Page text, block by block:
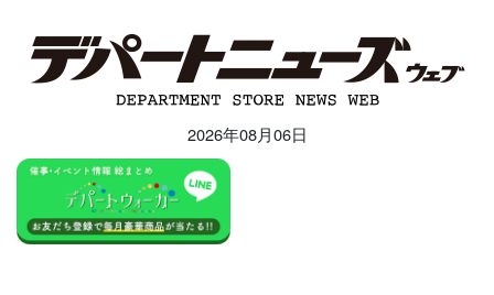
2026年08月06日